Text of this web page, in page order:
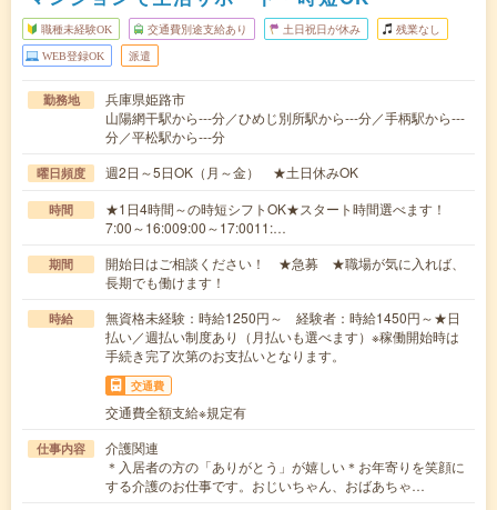
職種未経験OK 交通費別途支給あり 土日祝日が休み 残業なし
WEB登録OK 派遣
勤務地
兵庫県姫路市
山陽網干駅から---分／ひめじ別所駅から---分／手柄駅から---
分／平松駅から---分
曜日頻度 週2日～5日OK（月～金） ★土日休みOK
時間
★1日4時間～の時短シフトOK★スタート時間選べます！
7:00～16:009:00～17:0011:…
期間
開始日はご相談ください！ ★急募 ★職場が気に入れば、
長期でも働けます！
時給
無資格未経験：時給1250円～ 経験者：時給1450円～★日
払い／週払い制度あり（月払いも選べます）※稼働開始時は
手続き完了次第のお支払いとなります。
交通費
交通費全額支給※規定有
仕事内容
介護関連
＊入居者の方の「ありがとう」が嬉しい＊お年寄りを笑顔に
する介護のお仕事です。おじいちゃん、おばあちゃ…